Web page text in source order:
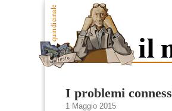
I problemi
1 Maggio 2015